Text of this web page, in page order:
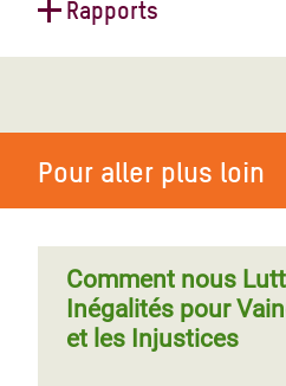
Pagination
Rapports
aux principaux
le monde
Pour aller plus loin
Comment nous
Inégalités pour
et les Injustices